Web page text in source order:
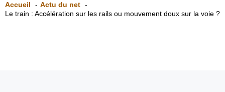
Accueil
Actu du net
Le train : Accélération sur les rails ou mouvement doux sur la voie ?